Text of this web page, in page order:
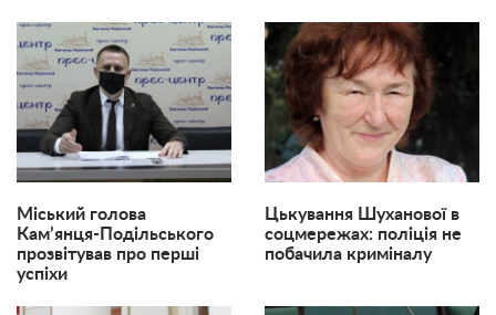
Міський голова
Кам’янця-Подільського
прозвітував про перші
успіхи
Цькування Шуханової в
соцмережах: поліція не
побачила криміналу